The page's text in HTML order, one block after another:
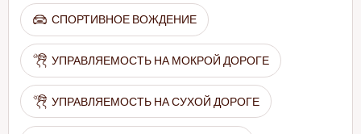
СПОРТИВНОЕ ВОЖДЕНИЕ
УПРАВЛЯЕМОСТЬ НА МОКРОЙ ДОРОГЕ
УПРАВЛЯЕМОСТЬ НА СУХОЙ ДОРОГЕ